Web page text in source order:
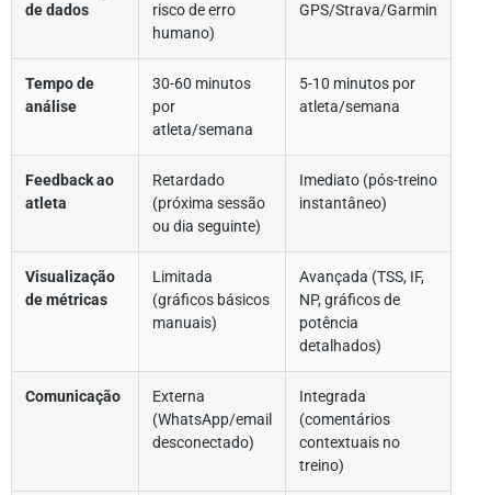
de dados
risco de erro
humano)
GPS/Strava/Garmin
Tempo de
análise
30-60 minutos
por
atleta/semana
5-10 minutos por
atleta/semana
Feedback ao
atleta
Retardado
(próxima sessão
ou dia seguinte)
Imediato (pós-treino
instantâneo)
Visualização
de métricas
Limitada
(gráficos básicos
manuais)
Avançada (TSS, IF,
NP, gráficos de
potência
detalhados)
Comunicação
Externa
(WhatsApp/email
desconectado)
Integrada
(comentários
contextuais no
treino)